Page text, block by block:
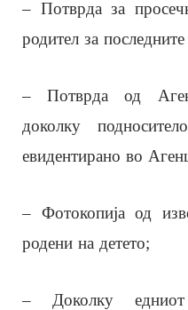
– Потврда за
родител за
– Потврда од
доколку
евидентирано во
– Фотокопија од
родени на детето;
– Доколку